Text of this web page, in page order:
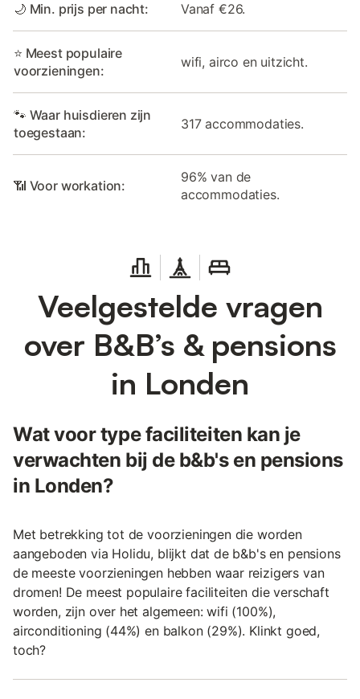
🌙 Min. prijs per nacht: Vanaf €26.
⭐ Meest populaire
voorzieningen:
wifi, airco en uitzicht.
🐾 Waar huisdieren zijn
toegestaan:
317 accommodaties.
📶 Voor workation:
96% van de
accommodaties.
Veelgestelde vragen
over B&B’s & pensions
in Londen
Wat voor type faciliteiten kan je
verwachten bij de b&b's en pensions
in Londen?
Met betrekking tot de voorzieningen die worden
aangeboden via Holidu, blijkt dat de b&b's en pensions
de meeste voorzieningen hebben waar reizigers van
dromen! De meest populaire faciliteiten die verschaft
worden, zijn over het algemeen: wifi (100%),
airconditioning (44%) en balkon (29%). Klinkt goed,
toch?